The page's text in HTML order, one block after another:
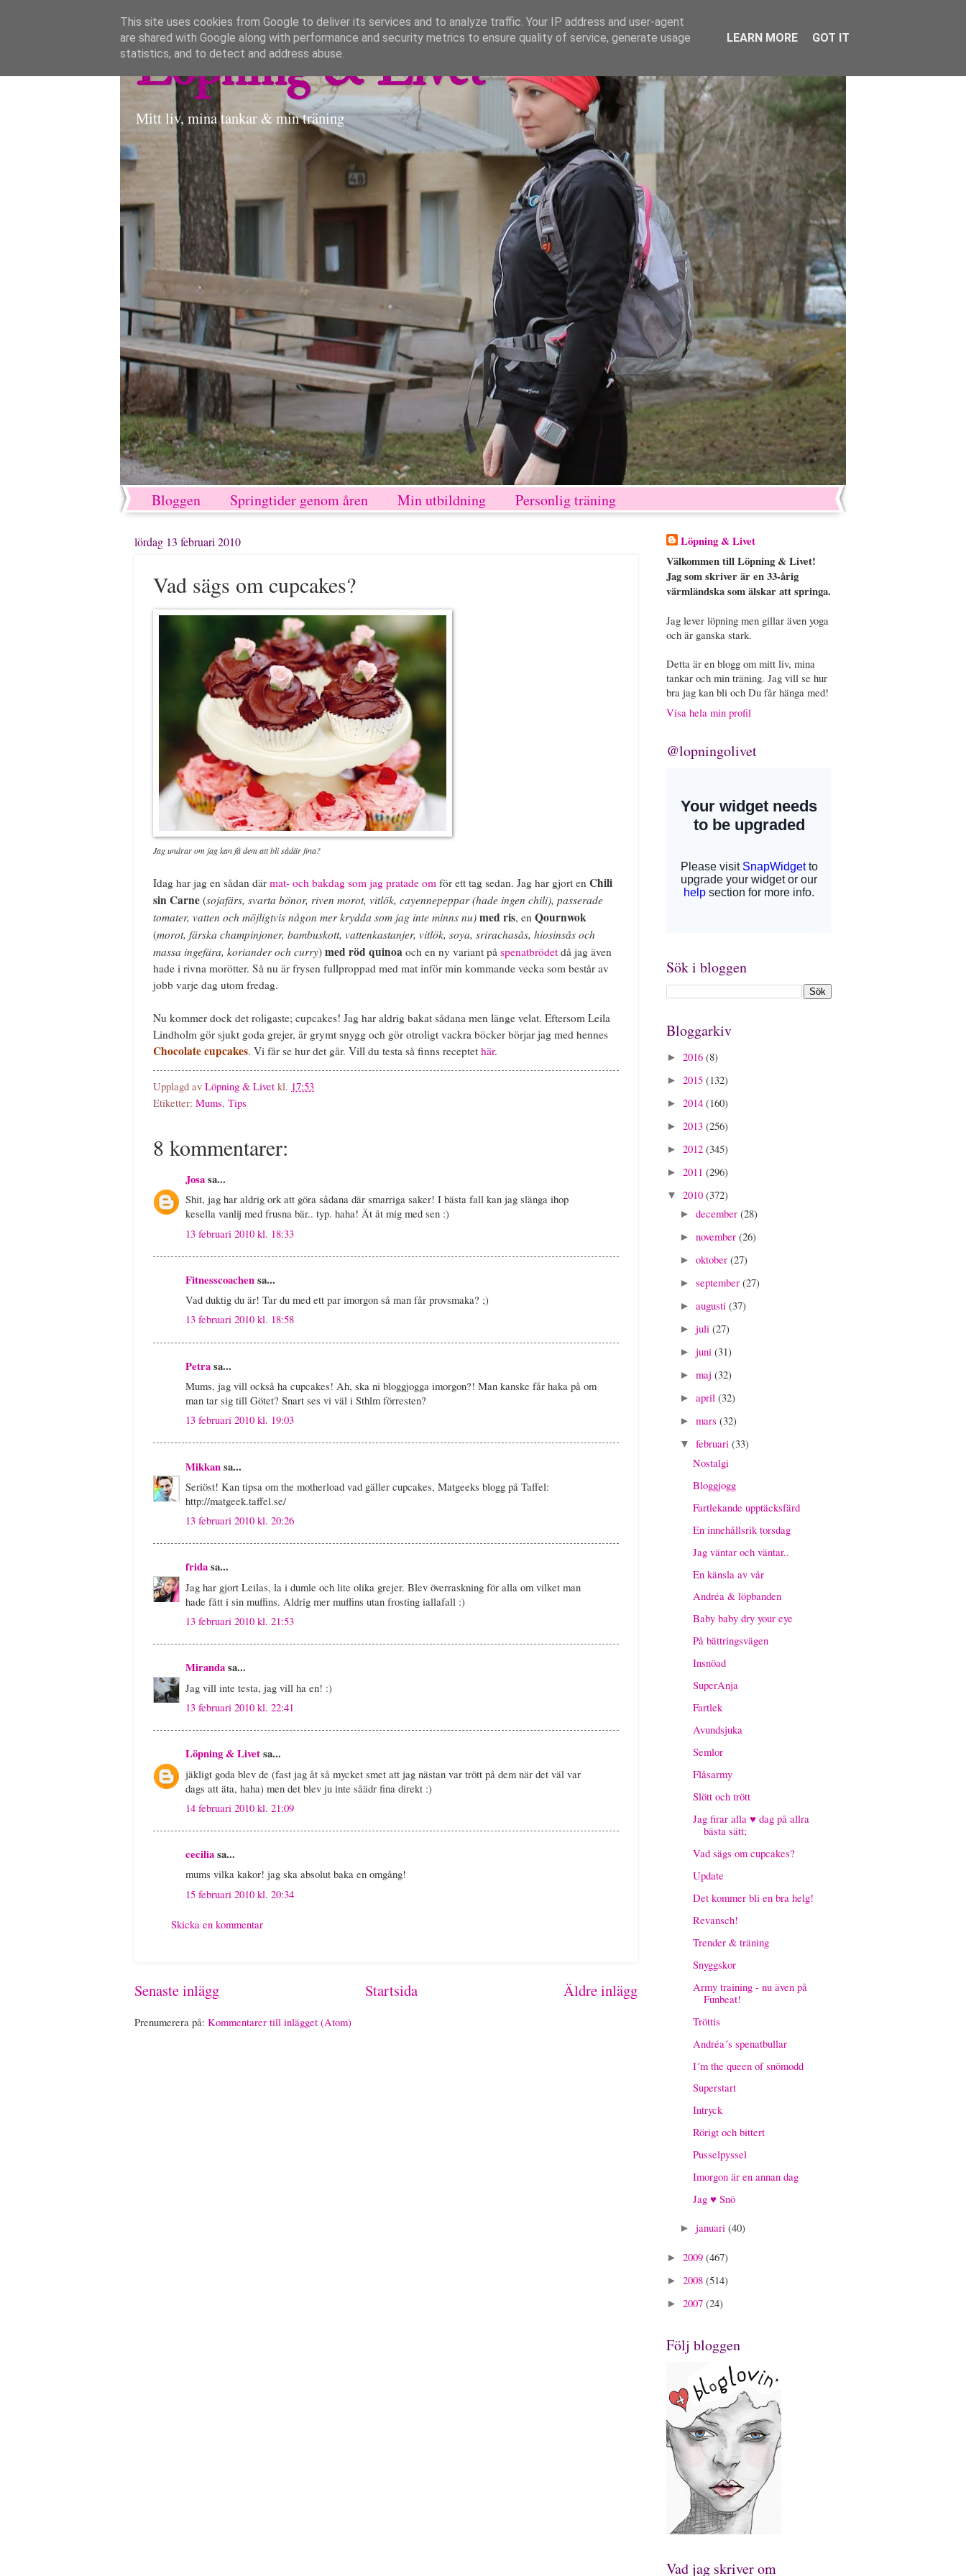
Löpning & Livet
Mitt liv, mina tankar & min träning
Bloggen Springtider genom åren Min utbildning Personlig träning
lördag 13 februari 2010
Vad sägs om cupcakes?
Jag undrar om jag kan få dem att bli sådär fina?
Idag har jag en sådan där mat- och bakdag som jag pratade om för ett tag sedan. Jag har gjort en Chili
sin Carne (sojafärs, svarta bönor, riven morot, vitlök, cayennepeppar (hade ingen chili), passerade
tomater, vatten och möjligtvis någon mer krydda som jag inte minns nu)med ris, en Qournwok
(morot, färska champinjoner, bambuskott, vattenkastanjer, vitlök, soya, srirachasås, hiosinsås och
massa ingefära, koriander och curry) med röd quinoa och en ny variant på spenatbrödet då jag även
hade i rivna morötter. Så nu är frysen fullproppad med mat inför min kommande vecka som består av
jobb varje dag utom fredag.
Nu kommer dock det roligaste; cupcakes! Jag har aldrig bakat sådana men länge velat. Eftersom Leila
Lindholm gör sjukt goda grejer, är grymt snygg och gör otroligt vackra böcker börjar jag med hennes
Chocolate cupcakes. Vi får se hur det går. Vill du testa så finns receptet här.
Upplagd av Löpning & Livet kl. 17:53
Etiketter: Mums, Tips
8 kommentarer:
Josasa...
Shit, jag har aldrig ork att göra sådana där smarriga saker! I bästa fall kan jag slänga ihop
kesella vanlij med frusna bär.. typ. haha! Ät åt mig med sen :)
13 februari 2010 kl. 18:33
Fitnesscoachensa...
Vad duktig du är! Tar du med ett par imorgon så man får provsmaka? ;)
13 februari 2010 kl. 18:58
Petrasa...
Mums, jag vill också ha cupcakes! Ah, ska ni bloggjogga imorgon?! Man kanske får haka på om
man tar sig till Götet? Snart ses vi väl i Sthlm förresten?
13 februari 2010 kl. 19:03
Mikkansa...
Seriöst! Kan tipsa om the motherload vad gäller cupcakes, Matgeeks blogg på Taffel:
http://matgeek.taffel.se/
13 februari 2010 kl. 20:26
fridasa...
Jag har gjort Leilas, la i dumle och lite olika grejer. Blev överraskning för alla om vilket man
hade fått i sin muffins. Aldrig mer muffins utan frosting iallafall :)
13 februari 2010 kl. 21:53
Mirandasa...
Jag vill inte testa, jag vill ha en! :)
13 februari 2010 kl. 22:41
Löpning & Livetsa...
jäkligt goda blev de (fast jag åt så mycket smet att jag nästan var trött på dem när det väl var
dags att äta, haha) men det blev ju inte såädr fina direkt :)
14 februari 2010 kl. 21:09
ceciliasa...
mums vilka kakor! jag ska absolut baka en omgång!
15 februari 2010 kl. 20:34
Skicka en kommentar
Senaste inlägg Äldre inlägg
Startsida
Prenumerera på: Kommentarer till inlägget (Atom)
Löpning & Livet
Välkommen till Löpning & Livet!
Jag som skriver är en 33-årig
värmländska som älskar att springa.
Jag lever löpning men gillar även yoga
och är ganska stark.
Detta är en blogg om mitt liv, mina
tankar och min träning. Jag vill se hur
bra jag kan bli och Du får hänga med!
Visa hela min profil
@lopningolivet
Sök i bloggen
Bloggarkiv
► 2016 (8)
► 2015 (132)
► 2014 (160)
► 2013 (256)
► 2012 (345)
► 2011 (296)
▼ 2010 (372)
► december (28)
► november (26)
► oktober (27)
► september (27)
► augusti (37)
► juli (27)
► juni (31)
► maj (32)
► april (32)
► mars (32)
▼ februari (33)
Nostalgi
Bloggjogg
Fartlekande upptäcksfärd
En innehållsrik torsdag
Jag väntar och väntar..
En känsla av vår
Andréa & löpbanden
Baby baby dry your eye
På bättringsvägen
Insnöad
SuperAnja
Fartlek
Avundsjuka
Semlor
Flåsarmy
Slött och trött
Jag firar alla ♥ dag på allra
bästa sätt;
Vad sägs om cupcakes?
Update
Det kommer bli en bra helg!
Revansch!
Trender & träning
Snyggskor
Army training - nu även på
Funbeat!
Tröttis
Andréa´s spenatbullar
I´m the queen of snömodd
Superstart
Intryck
Rörigt och bittert
Pusselpyssel
Imorgon är en annan dag
Jag ♥ Snö
► januari (40)
► 2009 (467)
► 2008 (514)
► 2007 (24)
Följ bloggen
Vad jag skriver om
This site uses cookies from Google to deliver its services and to analyze traffic. Your IP address and user-agent
are shared with Google along with performance and security metrics to ensure quality of service, generate usage
statistics, and to detect and address abuse.
LEARN MORE GOT IT